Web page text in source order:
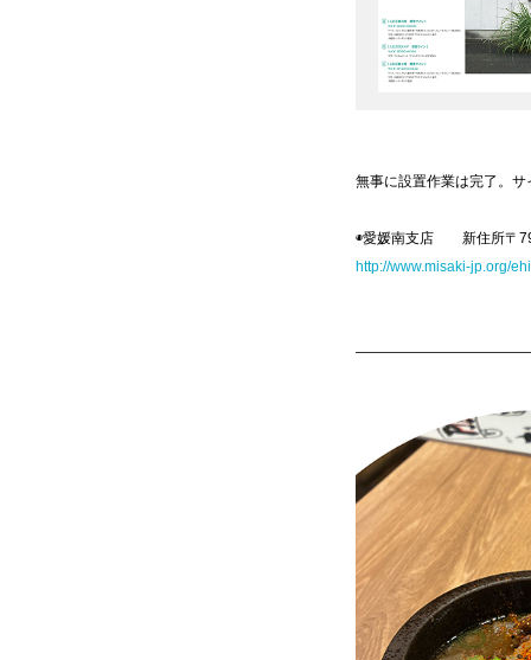
無事に設置作業は完了。
◉愛媛南支店 新住所〒
http://www.misaki-jp.org/